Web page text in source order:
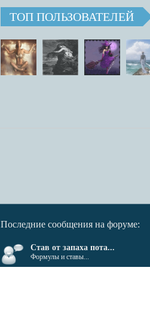
ТОП ПОЛЬЗОВАТЕЛЕЙ
Последние сообщения на форуме:
Став от запаха пота...
Формулы и ставы...